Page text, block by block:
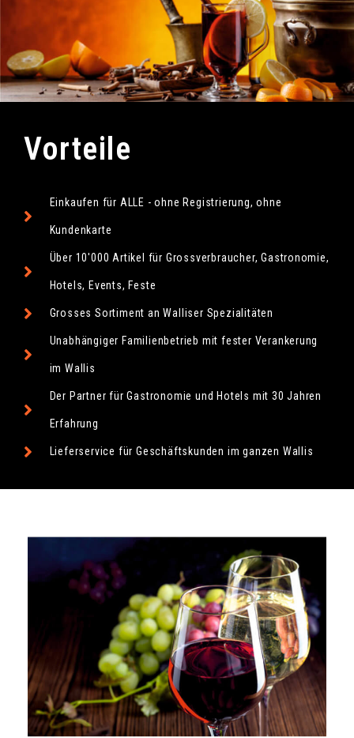
Vorteile
Einkaufen für ALLE - ohne Registrierung, ohne
Kundenkarte
Über 10'000 Artikel für Grossverbraucher, Gastronomie,
Hotels, Events, Feste
Grosses Sortiment an Walliser Spezialitäten
Unabhängiger Familienbetrieb mit fester Verankerung
im Wallis
Der Partner für Gastronomie und Hotels mit 30 Jahren
Erfahrung
Lieferservice für Geschäftskunden im ganzen Wallis